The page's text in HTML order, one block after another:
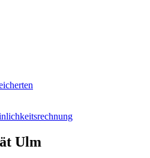
Ulm